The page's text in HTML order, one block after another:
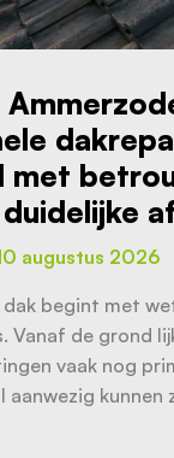
met
augustus 2026
begint met
Vanaf de grond
vaak nog
aanwezig kunnen